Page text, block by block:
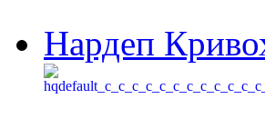
Нардеп